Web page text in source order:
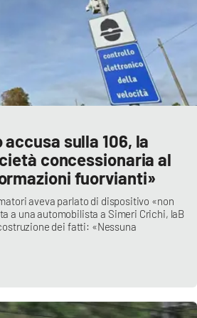
sulla 106, la
concessionaria al
fuorvianti»
aveva parlato di dispositivo «non
a una automobilista a Simeri Crichi, laB
dei fatti: «Nessuna